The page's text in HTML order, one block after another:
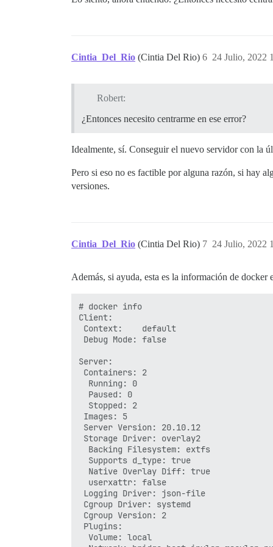
Cintia_Del_Rio (Cintia Del Rio) 24 Julio, 2022
6
Robert:
¿Entonces necesito centrarme en ese error?
Idealmente, sí. Conseguir el nuevo servidor con la
Pero si eso no es factible por alguna razón, si hay
versiones.
Cintia_Del_Rio (Cintia Del Rio) 24 Julio, 2022
7
Además, si ayuda, esta es la información de docker
# docker info
Client:
Context:    default
Debug Mode: false
Server:
Containers: 2
  Running: 0
  Paused: 0
  Stopped: 2
Images: 5
Server Version: 20.10.12
Storage Driver: overlay2
  Backing Filesystem: extfs
  Supports d_type: true
  Native Overlay Diff: true
  userxattr: false
Logging Driver: json-file
Cgroup Driver: systemd
Cgroup Version: 2
Plugins:
  Volume: local